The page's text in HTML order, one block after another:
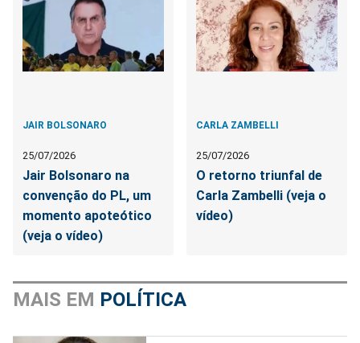
JAIR BOLSONARO
25/07/2026
Jair Bolsonaro na
convenção do PL, um
momento apoteótico
(veja o vídeo)
CARLA ZAMBELLI
25/07/2026
O retorno triunfal de
Carla Zambelli (veja o
vídeo)
MAIS EM POLÍTICA